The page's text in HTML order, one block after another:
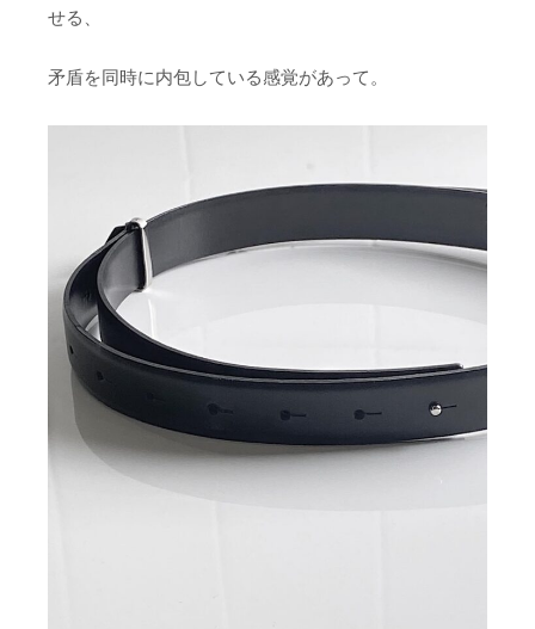
せる、
矛盾を同時に内包している感覚があって。